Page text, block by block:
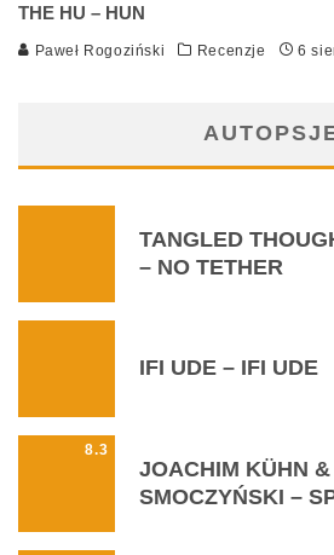
THE HU – HUN
Paweł Rogoziński Recenzje 6
TANGLED
– NO TETHER
IFI UDE – IFI UDE
8.3
JOACHIM KÜHN
SMOCZYŃSKI ‎–